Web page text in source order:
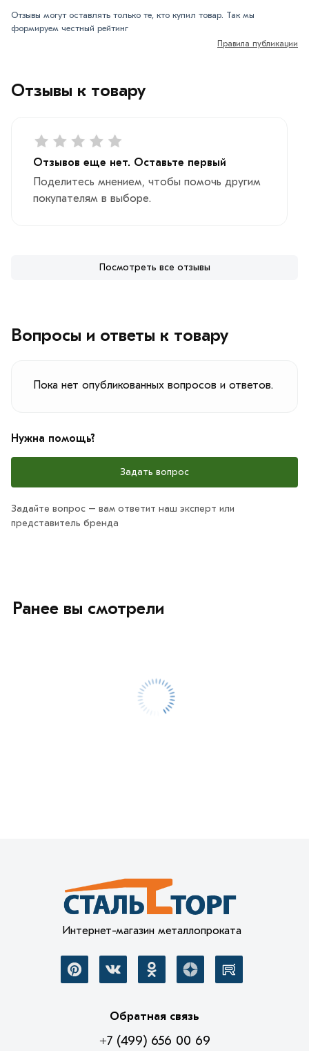
Отзывы к товару
Отзывов еще нет. Оставьте первый
Поделитесь мнением, чтобы помочь другим
покупателям в выборе.
Посмотреть все отзывы
Отзывы могут оставлять только те, кто купил товар. Так мы
формируем честный рейтинг
Правила публикации
Вопросы и ответы к товару
Пока нет опубликованных вопросов и ответов.
Нужна помощь?
Задать вопрос
Задайте вопрос – вам ответит наш эксперт или
представитель бренда
Ранее вы смотрели
Интернет-магазин металлопроката
Обратная связь
+7 (499) 656 00 69